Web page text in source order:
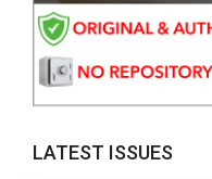
LATEST ISSUES